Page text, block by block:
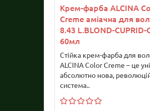
Крем-фарба ALCINA
Creme аміачна для
8.43 L.BLOND-CUPRID-
60мл
Стійка крем-фарба для
ALCINA Color Creme – це
абсолютно нова,
система..